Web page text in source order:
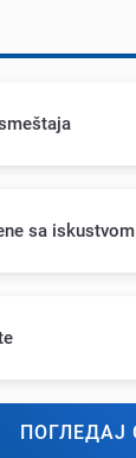
sa
ПОГЛЕДАЈ